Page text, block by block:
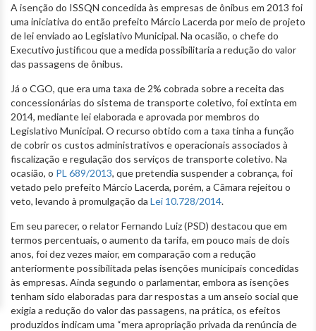
A isenção do ISSQN concedida às empresas de ônibus em 2013 foi
uma iniciativa do então prefeito Márcio Lacerda por meio de projeto
de lei enviado ao Legislativo Municipal. Na ocasião, o chefe do
Executivo justificou que a medida possibilitaria a redução do valor
das passagens de ônibus.
Já o CGO, que era uma taxa de 2% cobrada sobre a receita das
concessionárias do sistema de transporte coletivo, foi extinta em
2014, mediante lei elaborada e aprovada por membros do
Legislativo Municipal. O recurso obtido com a taxa tinha a função
de cobrir os custos administrativos e operacionais associados à
fiscalização e regulação dos serviços de transporte coletivo. Na
ocasião, o PL 689/2013, que pretendia suspender a cobrança, foi
vetado pelo prefeito Márcio Lacerda, porém, a Câmara rejeitou o
veto, levando à promulgação da Lei 10.728/2014.
Em seu parecer, o relator Fernando Luiz (PSD) destacou que em
termos percentuais, o aumento da tarifa, em pouco mais de dois
anos, foi dez vezes maior, em comparação com a redução
anteriormente possibilitada pelas isenções municipais concedidas
às empresas. Ainda segundo o parlamentar, embora as isenções
tenham sido elaboradas para dar respostas a um anseio social que
exigia a redução do valor das passagens, na prática, os efeitos
produzidos indicam uma “mera apropriação privada da renúncia de